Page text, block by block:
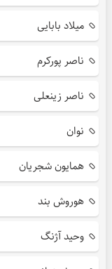
میلاد بابایی
ناصر پورکرم
ناصر زینعلی
نوان
همایون شجریان
هوروش بند
وحید آژنگ